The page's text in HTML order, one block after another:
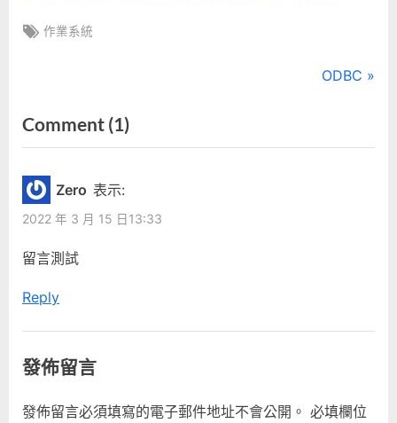
Tags:
作業系統
章
導
覽
N
t
ODBC
Comment (1)on
“Debian
Zero 表示:
2022 年 3 月 15 日13:33
留言測試
Reply
發佈留言
發佈留言必須填寫的電子郵件地址不會公開。 必填欄位